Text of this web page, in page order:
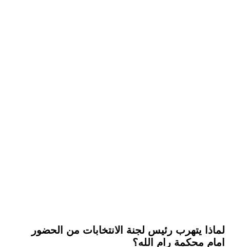
لماذا يتهرب رئيس لجنة الانتخابات من الحضور
امام محكمة رام الله؟